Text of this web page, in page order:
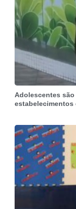
Adolescentes
estabelecimentos